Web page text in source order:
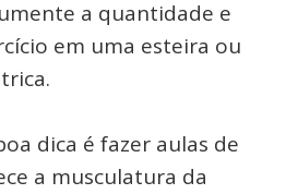
a quantidade e
em uma esteira ou
dica é fazer aulas de
a musculatura da